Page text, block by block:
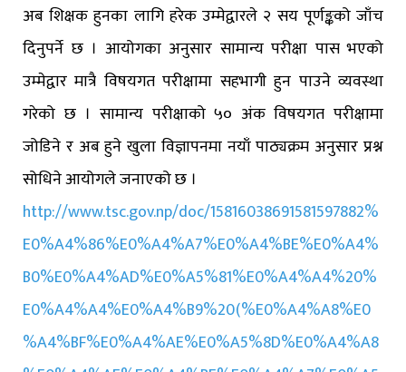
अब शिक्षक हुनका लागि हरेक उम्मेद्वारले २ सय पूर्णङ्कको जाँच
दिनुपर्ने छ । आयोगका अनुसार सामान्य परीक्षा पास भएको
उम्मेद्वार मात्रै विषयगत परीक्षामा सहभागी हुन पाउने व्यवस्था
गरेको छ । सामान्य परीक्षाको ५० अंक विषयगत परीक्षामा
जोडिने र अब हुने खुला विज्ञापनमा नयाँ पाठ्यक्रम अनुसार प्रश्न
सोधिने आयोगले जनाएको छ ।
http://www.tsc.gov.np/doc/15816038691581597882%
E0%A4%86%E0%A4%A7%E0%A4%BE%E0%A4%
B0%E0%A4%AD%E0%A5%81%E0%A4%A4%20%
E0%A4%A4%E0%A4%B9%20(%E0%A4%A8%E0
%A4%BF%E0%A4%AE%E0%A5%8D%E0%A4%A8